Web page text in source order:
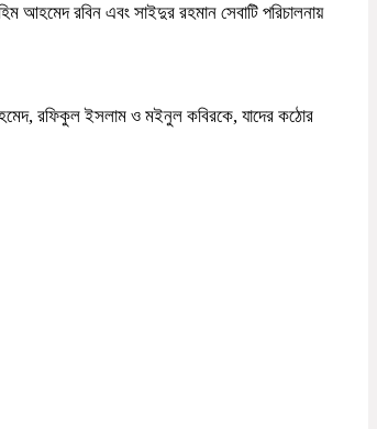
আহমেদ রবিন এবং সাইদুর রহমান সেবাটি পরিচালনায়
রফিকুল ইসলাম ও মইনুল কবিরকে, যাদের কঠোর